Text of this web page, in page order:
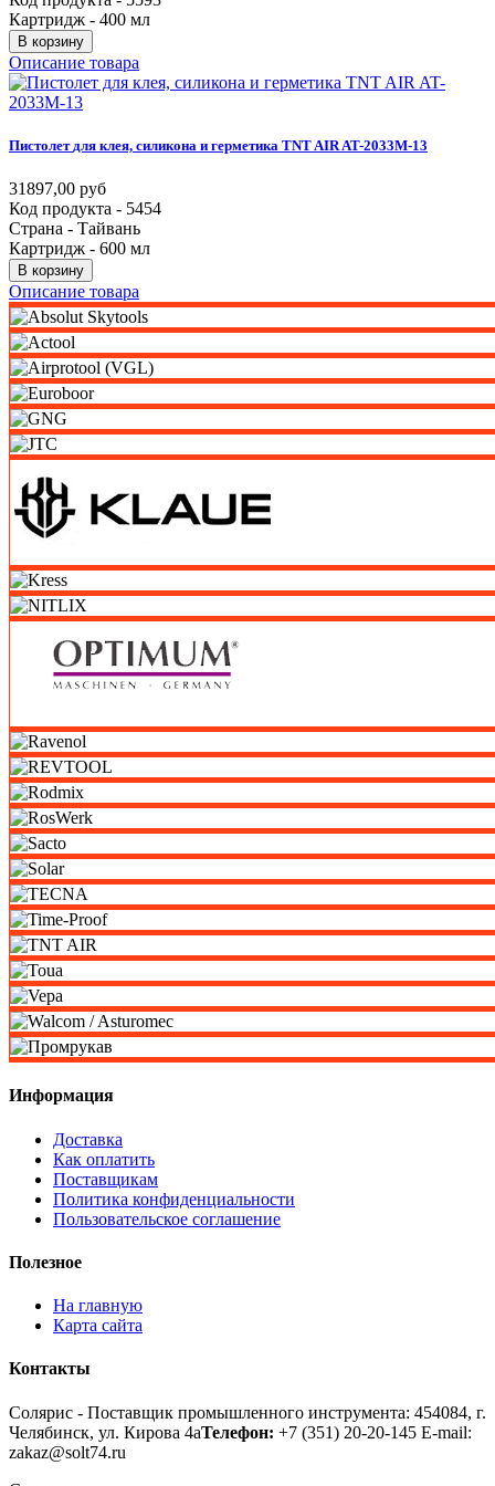
Картридж - 400 мл
В корзину
Описание товара
Пистолет для клея, силикона и герметика TNT AIR AT-2033M-13
31897,00 руб
Код продукта - 5454
Страна - Тайвань
Картридж - 600 мл
В корзину
Описание товара
Информация
Доставка
Как оплатить
Поставщикам
Политика конфиденциальности
Пользовательское соглашение
Полезное
На главную
Карта сайта
Контакты
Солярис - Поставщик промышленного инструмента: 454084, г.
Челябинск, ул. Кирова 4аТелефон: +7 (351) 20-20-145 E-mail:
zakaz@solt74.ru